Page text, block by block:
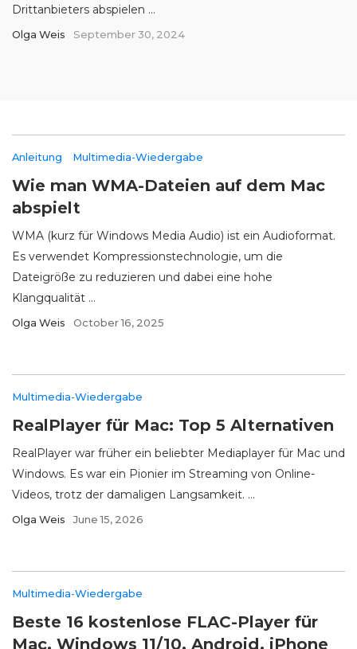
Drittanbieters abspielen ...
Olga Weis September 30, 2024
Anleitung Multimedia-Wiedergabe
Wie man WMA-Dateien auf dem Mac
abspielt
WMA (kurz für Windows Media Audio) ist ein Audioformat.
Es verwendet Kompressionstechnologie, um die
Dateigröße zu reduzieren und dabei eine hohe
Klangqualität ...
Olga Weis October 16, 2025
Multimedia-Wiedergabe
RealPlayer für Mac: Top 5 Alternativen
RealPlayer war früher ein beliebter Mediaplayer für Mac und
Windows. Es war ein Pionier im Streaming von Online-
Videos, trotz der damaligen Langsamkeit. ...
Olga Weis June 15, 2026
Multimedia-Wiedergabe
Beste 16 kostenlose FLAC-Player für
Mac, Windows 11/10, Android, iPhone